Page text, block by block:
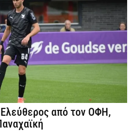
από τον ΟΦΗ,